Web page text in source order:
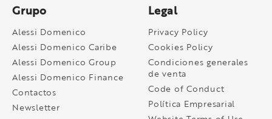
Grupo
Alessi Domenico
Alessi Domenico Caribe
Alessi Domenico Group
Alessi Domenico Finance
Contactos
Newsletter
Legal
Privacy Policy
Cookies Policy
Condiciones generales
de venta
Code of Conduct
Política Empresarial